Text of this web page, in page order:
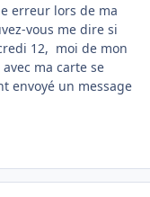
erreur lors de ma
vous me dire si
12, moi de mon
ma carte se
envoyé un message